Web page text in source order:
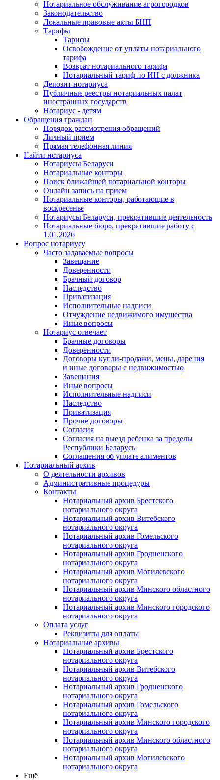
Нотариальное обслуживание агрогородков
Законодательство
Локальные правовые акты БНП
Тарифы
Тарифы
Освобождение от уплаты нотариального
тарифа
Возврат нотариального тарифа
Нотариальный тариф по ИН с должника
Депозит нотариуса
Публичные реестры нотариальных палат
иностранных государств
Нотариус - детям
Обращения граждан
Порядок рассмотрения обращений
Личный прием
Прямая телефонная линия
Найти нотариуса
Нотариусы Беларуси
Нотариальные конторы
Поиск ближайшей нотариальной конторы
Онлайн запись на прием
Нотариальные конторы, работающие в
воскресенье
Нотариусы Беларуси, прекратившие деятельность
Нотариальные бюро, прекратившие работу с
1.01.2026
Вопрос нотариусу
Часто задаваемые вопросы
Завещание
Доверенности
Брачный договор
Наследство
Приватизация
Исполнительные надписи
Отчуждение недвижимого имущества
Иные вопросы
Нотариус отвечает
Брачные договоры
Доверенности
Договоры купли-продажи, мены, дарения
и иные договоры с недвижимостью
Завещания
Иные вопросы
Исполнительные надписи
Наследство
Приватизация
Прочие договоры
Согласия
Согласия на выезд ребенка за пределы
Республики Беларусь
Соглашения об уплате алиментов
Нотариальный архив
О деятельности архивов
Административные процедуры
Контакты
Нотариальный архив Брестского
нотариального округа
Нотариальный архив Витебского
нотариального округа
Нотариальный архив Гомельского
нотариального округа
Нотариальный архив Гродненского
нотариального округа
Нотариальный архив Могилевского
нотариального округа
Нотариальный архив Минского областного
нотариального округа
Нотариальный архив Минского городского
нотариального округа
Оплата услуг
Реквизиты для оплаты
Нотариальные архивы
Нотариальный архив Брестского
нотариального округа
Нотариальный архив Витебского
нотариального округа
Нотариальный архив Гродненского
нотариального округа
Нотариальный архив Гомельского
нотариального округа
Нотариальный архив Минского городского
нотариального округа
Нотариальный архив Минского областного
нотариального округа
Нотариальный архив Могилевского
нотариального округа
Ещё